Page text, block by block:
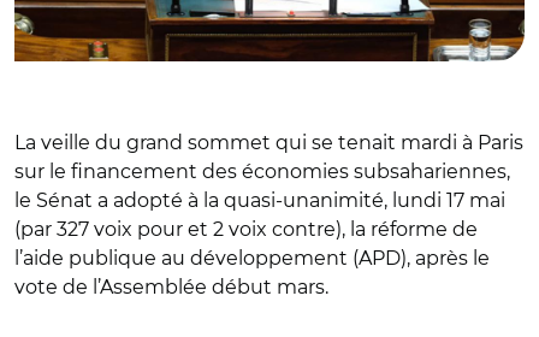
La veille du grand sommet qui se tenait mardi à Paris
sur le financement des économies subsahariennes,
le Sénat a adopté à la quasi-unanimité, lundi 17 mai
(par 327 voix pour et 2 voix contre), la réforme de
l’aide publique au développement (APD), après le
vote de l’Assemblée début mars.